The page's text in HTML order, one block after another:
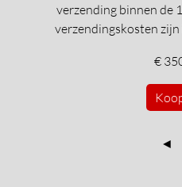
verzending binnen de
verzendingskosten zijn
€
◄